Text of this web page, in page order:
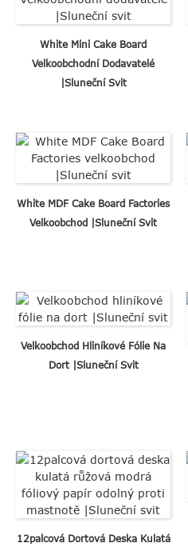
White Mini Cake Board
Velkoobchodní Dodavatelé
|Sluneční Svit
White MDF Cake Board Factories
Velkoobchod |Sluneční Svit
Velkoobchod Hliníkové Fólie Na
Dort |Sluneční Svit
12palcová Dortová Deska Kulatá